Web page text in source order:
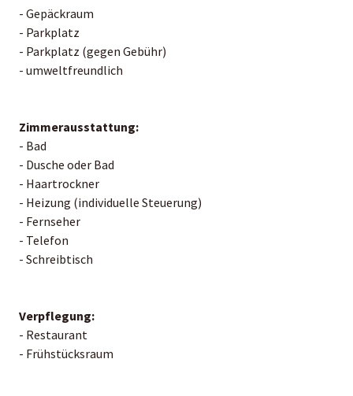
- Gepäckraum
- Parkplatz
- Parkplatz (gegen Gebühr)
- umweltfreundlich
Zimmerausstattung:
- Bad
- Dusche oder Bad
- Haartrockner
- Heizung (individuelle Steuerung)
- Fernseher
- Telefon
- Schreibtisch
Verpflegung:
- Restaurant
- Frühstücksraum